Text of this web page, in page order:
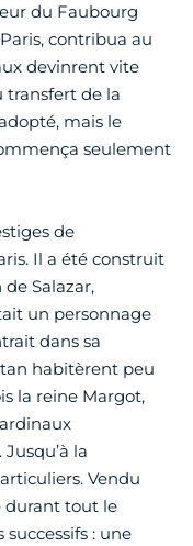
du Faubourg
contribua au
devinrent vite
transfert de la
mais le
seulement
de
Il a été construit
de Salazar,
un personnage
dans sa
habitèrent peu
la reine Margot,
la
Vendu
durant tout le
: une